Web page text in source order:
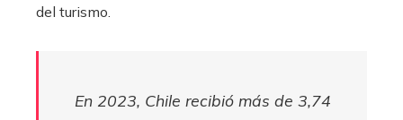
del turismo.
En 2023, Chile recibió más de 3,74